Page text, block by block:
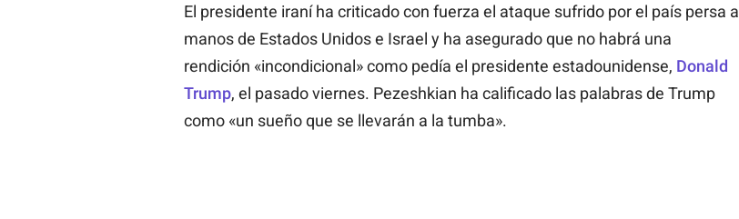
El presidente iraní ha criticado con fuerza el ataque sufrido por el país persa a
manos de Estados Unidos e Israel y ha asegurado que no habrá una
rendición «incondicional» como pedía el presidente estadounidense, Donald
Trump, el pasado viernes. Pezeshkian ha calificado las palabras de Trump
como «un sueño que se llevarán a la tumba».